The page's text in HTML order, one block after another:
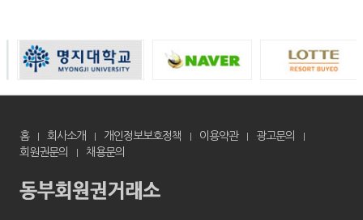
홈 회사소개 개인정보보호정책 이용약관
광고문의
회원권문의
채용문의